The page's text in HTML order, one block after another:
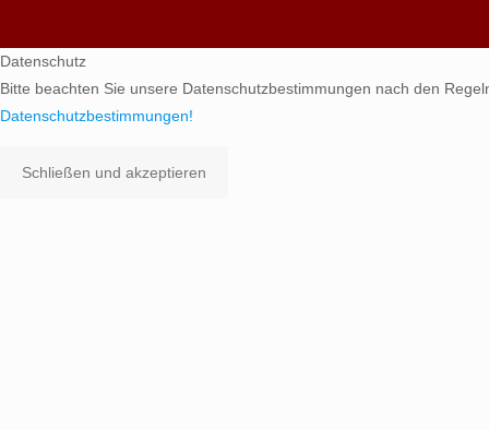
Datenschutz
Bitte beachten Sie unsere Datenschutzbestimmungen nach den
Datenschutzbestimmungen!
Schließen und akzeptieren